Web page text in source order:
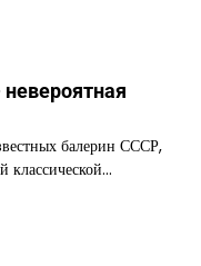
балерин СССР,
классической…